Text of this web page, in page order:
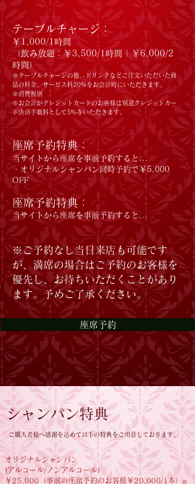
テーブルチャージ：
￥1,000/1時間
（飲み放題：￥3,500/1時間 | ￥6,000/2
時間）
※テーブルチャ ージの他、 ドリンクなどご注文いただいた商
品の料金 、サービス料20%をお会計時にいただきます。
※消費税別
​※お会計がクレジットカードのお客様は別途クレジットカー
ド決済手数料として5%をいただきます。
座席予約特典：
当サイトから座席を事前予約すると...
・オリジナルシャンパン同時予約で￥5,000
OFF
座席予約特典：
当サイトから座席を事前予約すると...
​※ご予約なし当日来店も可能です
が、満席の場合はご予約のお客様を
優先し、お待ちいただくことがあり
ます。予めご了承ください。
座席予約
シャンパン特典
ご購入者様へ感謝を込めて以下の特典をご用意しております。
オリジナルシャンパン
(アルコール/ノンアルコール)
​￥25,000（事前の座席予約のお客様￥20 ,000/1本）税・